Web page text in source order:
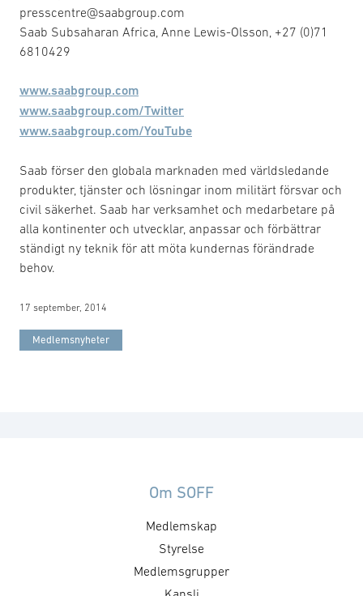
presscentre@saabgroup.com
Saab Subsaharan Africa, Anne Lewis-Olsson, +27 (0)71
6810429
www.saabgroup.com
www.saabgroup.com/Twitter
www.saabgroup.com/YouTube
Saab förser den globala marknaden med världsledande
produkter, tjänster och lösningar inom militärt försvar och
civil säkerhet. Saab har verksamhet och medarbetare på
alla kontinenter och utvecklar, anpassar och förbättrar
ständigt ny teknik för att möta kundernas förändrade
behov.
17 september, 2014
Medlemsnyheter
Om SOFF
Medlemskap
Styrelse
Medlemsgrupper